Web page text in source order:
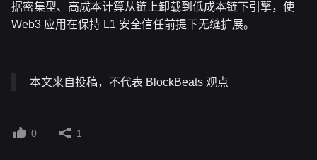
据密集型、高成本计算从链上卸载到低成本链下引擎，使
Web3 应用在保持 L1 安全信任前提下无缝扩展。
本文来自投稿，不代表 BlockBeats 观点
0 1